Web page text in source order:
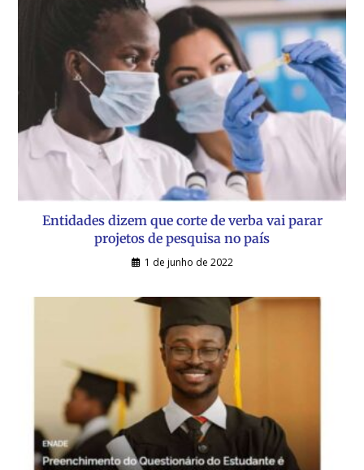
Entidades dizem que corte de verba vai parar
projetos de pesquisa no país
1 de junho de 2022